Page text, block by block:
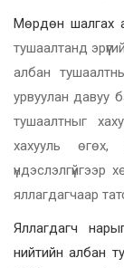
Мөрдөн шалгах
тушаалтанд
албан
урвуулан давуу
тушаалтныг
хахууль
үндэслэлгүйгээр
яллагдагчаар
Яллагдагч
нийтийн албан